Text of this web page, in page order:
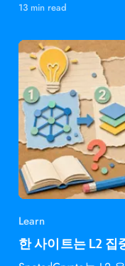
13 min read
Learn
한 사이트는 L2